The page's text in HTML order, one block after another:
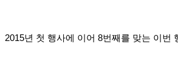
2015년 첫 행사에 이어 8번째를 맞는 이